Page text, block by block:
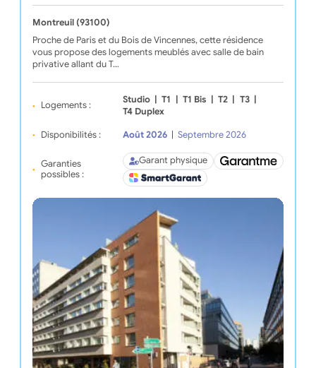
Montreuil (93100)
Proche de Paris et du Bois de Vincennes, cette résidence
vous propose des logements meublés avec salle de bain
privative allant du T…
Logements :
Studio T1 T1 Bis T2 T3
T4 Duplex
Disponibilités : Août 2026 Septembre 2026
Garanties
possibles :
Garant physique